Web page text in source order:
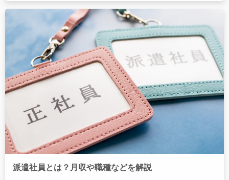
派遣社員とは？月収や職種などを解説